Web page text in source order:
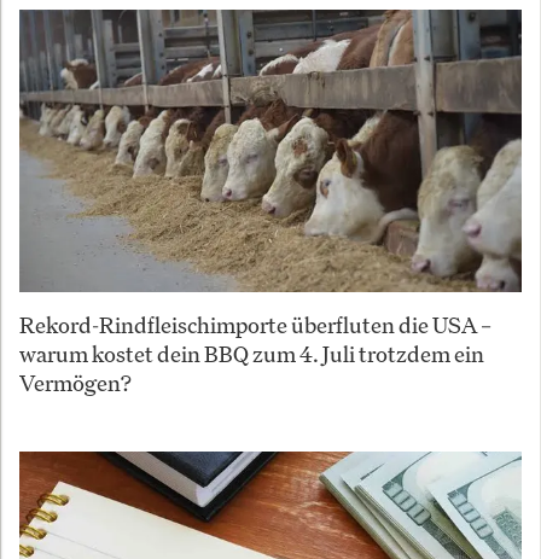
Rekord-Rindfleischimporte überfluten die USA –
warum kostet dein BBQ zum 4. Juli trotzdem ein
Vermögen?